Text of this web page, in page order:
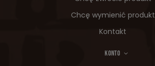
Chcę wymienić produkt
Kontakt
KONTO